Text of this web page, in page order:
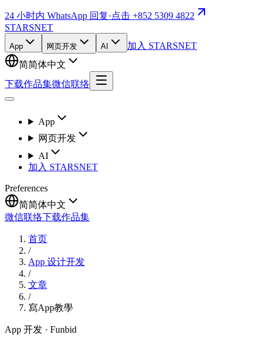
24 小时内 WhatsApp 回复·点击 +852 5309 4822
STARSNET
App 网页开发 AI
加入 STARSNET
简简体中文
下载作品集微信联络
App
网页开发
AI
加入 STARSNET
Preferences
简简体中文
微信联络下载作品集
首页
/
App 设计开发
/
文章
/
寫App教學
App 开发 · Funbid